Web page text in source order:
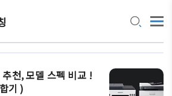
천, 모델 스펙 비교 !
기 )